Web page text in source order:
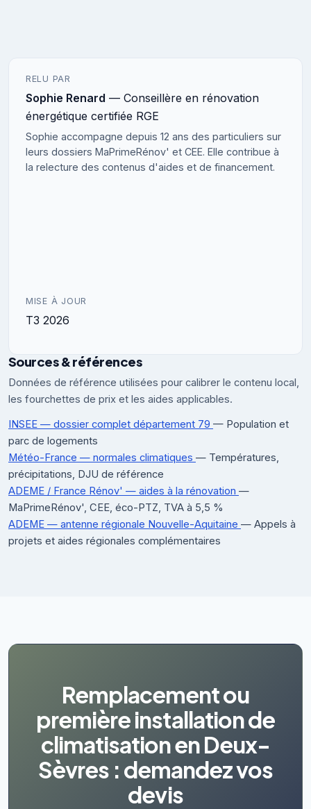
RELU PAR
Sophie Renard — Conseillère en rénovation
énergétique certifiée RGE
Sophie accompagne depuis 12 ans des particuliers sur
leurs dossiers MaPrimeRénov' et CEE. Elle contribue à
la relecture des contenus d'aides et de financement.
MISE À JOUR
T3 2026
Sources & références
Données de référence utilisées pour calibrer le contenu local,
les fourchettes de prix et les aides applicables.
INSEE — dossier complet département 79 — Population et
parc de logements
Météo-France — normales climatiques — Températures,
précipitations, DJU de référence
ADEME / France Rénov' — aides à la rénovation —
MaPrimeRénov', CEE, éco-PTZ, TVA à 5,5 %
ADEME — antenne régionale Nouvelle-Aquitaine — Appels à
projets et aides régionales complémentaires
Remplacement ou
première installation de
climatisation en Deux-
Sèvres : demandez vos
devis